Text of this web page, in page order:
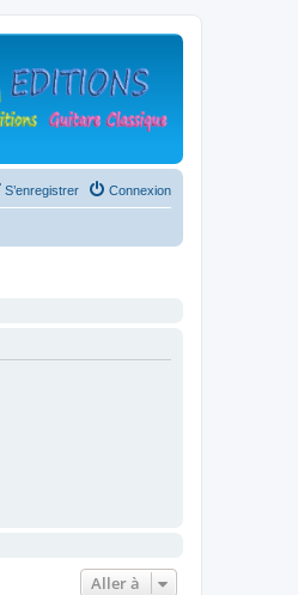
Connexion
S’enregistrer
Aller à